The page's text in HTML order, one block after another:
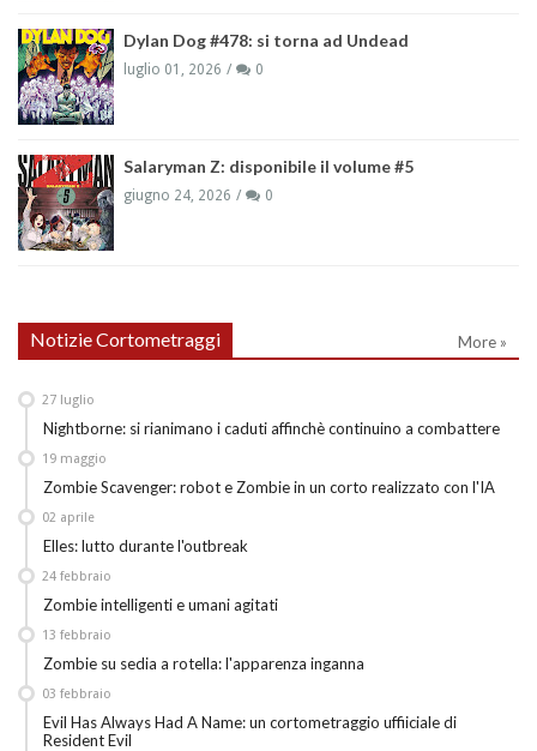
Dylan Dog #478: si torna ad Undead
luglio 01, 2026 0
Salaryman Z: disponibile il volume #5
giugno 24, 2026 0
Notizie Cortometraggi More »
Nightborne: si rianimano i caduti affinchè continuino a combattere
27 luglio
Zombie Scavenger: robot e Zombie in un corto realizzato con l'IA
19 maggio
Elles: lutto durante l'outbreak
02 aprile
Zombie intelligenti e umani agitati
24 febbraio
Zombie su sedia a rotella: l'apparenza inganna
13 febbraio
Evil Has Always Had A Name: un cortometraggio uffiiciale di
Resident Evil
03 febbraio